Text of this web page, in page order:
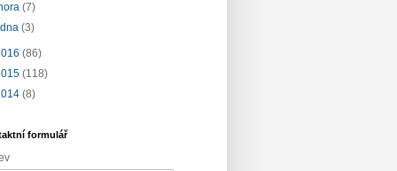
(7)
(3)
(86)
(118)
(8)
formulář